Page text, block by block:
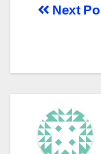
Post
Next